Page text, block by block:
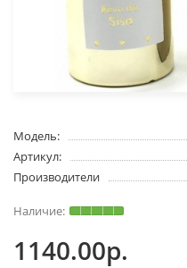
Модель:
Артикул:
Производители
1140.00р.